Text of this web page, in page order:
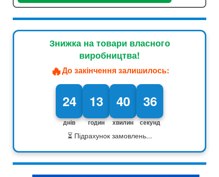
Знижка на товари власного
виробництва!
🔥До закінчення залишилось:
24
днів
13
годин
40
хвилин
35
секунд
⏳ Підрахунок замовлень...